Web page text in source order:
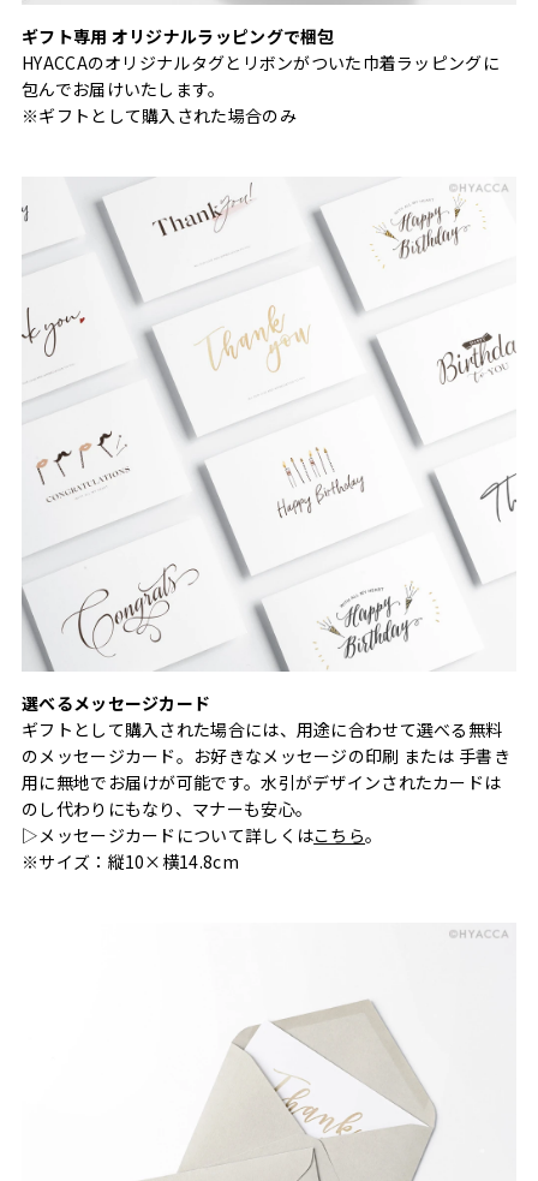
ギフト専用 オリジナルラッピングで梱包
HYACCAのオリジナルタグとリボンがついた巾着ラッピングに
包んでお届けいたします。
※ギフトとして購入された場合のみ
選べるメッセージカード
ギフトとして購入された場合には、用途に合わせて選べる無料
のメッセージカード。お好きなメッセージの印刷 または 手書き
用に無地でお届けが可能です。水引がデザインされたカードは
のし代わりにもなり、マナーも安心。
▷メッセージカードについて詳しくはこちら。
※サイズ：縦10×横14.8cm